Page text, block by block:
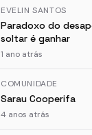
EVELIN SANTOS
Paradoxo do
soltar é ganhar
1 ano atrás
COMUNIDADE
Sarau Cooperifa
4 anos atrás